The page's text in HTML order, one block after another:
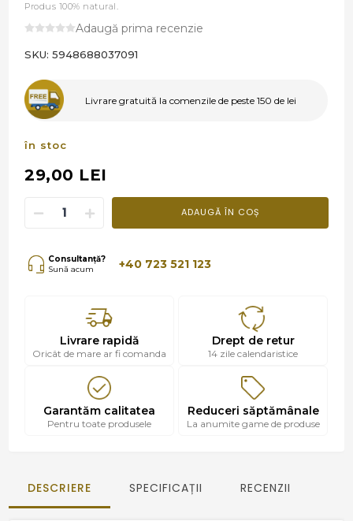
Produs 100% natural.
Adaugă prima recenzie
SKU: 5948688037091
Livrare gratuită la comenzile de peste 150 de lei
în stoc
29,00 LEI
ADAUGĂ ÎN COȘ
Consultanță?
Sună acum
+40 723 521 123
Livrare rapidă
Oricât de mare ar fi comanda
Drept de retur
14 zile calendaristice
Garantăm calitatea
Pentru toate produsele
Reduceri săptămânale
La anumite game de produse
DESCRIERE SPECIFICAȚII RECENZII